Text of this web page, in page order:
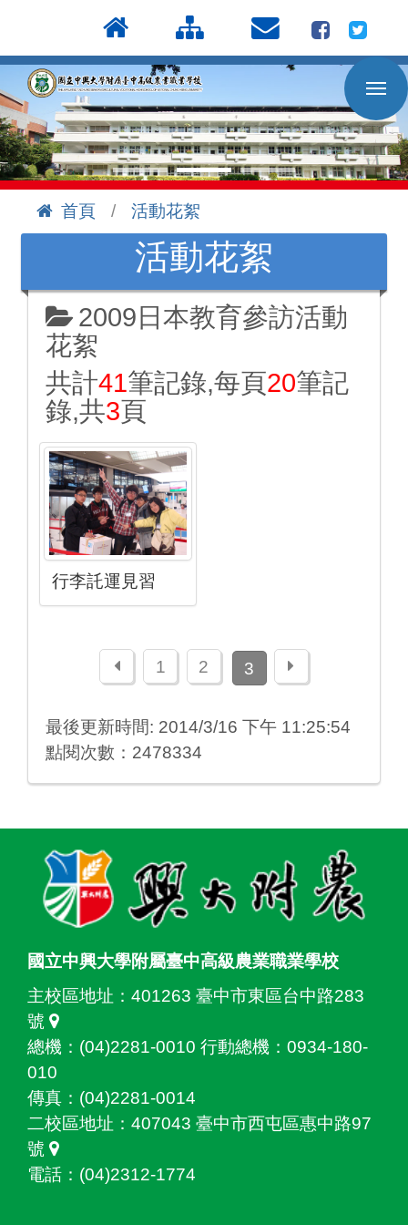
到
主
要
內
容
區
首頁
活動花絮
活動花絮
2009日本教育參訪活動
花絮
共計41筆記錄,每頁20筆記
錄,共3頁
行李託運見習
上一頁1 2 3 下一頁
最後更新時間: 2014/3/16 下午 11:25:54
點閱次數：2478334
國立中興大學附屬臺中高級農業職業學校
主校區地址： 401263 臺中市東區台中路283
號
總機：(04)2281-0010 行動總機：0934-180-
010
傳真：(04)2281-0014
二校區地址： 407043 臺中市西屯區惠中路97
號
電話：(04)2312-1774